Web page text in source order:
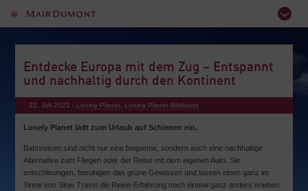
Entdecke Europa mit dem Zug – Entspannt
und nachhaltig durch den Kontinent
22. Juli 2022 - Lonely Planet Lonely Planet Bildband
Lonely Planet lädt zum Urlaub auf Schienen ein.
Bahnreisen sind nicht nur eine bequeme, sondern auch eine nachhaltige
Alternative zum Fliegen oder der Reise mit dem eigenen Auto. Sie
entschleunigen, beruhigen das grüne Gewissen und lassen einen ganz im
Sinne von Slow Travel die Reise-Erfahrung noch einmal ganz anders erleben.